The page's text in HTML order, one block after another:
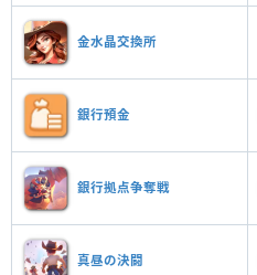
金水晶交換所
銀行預金
銀行拠点争奪戦
真昼の決闘